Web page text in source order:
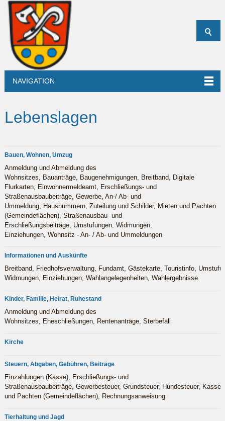
NAVIGATION
Lebenslagen
Bauen, Wohnen, Umzug
Anmeldung und Abmeldung des
Wohnsitzes, Bauanträge, Baugenehmigungen, Breitband, Digitale
Flurkarten, Einwohnermeldeamt, Erschließungs- und
Straßenausbaubeiträge, Gewerbe, An-/ Ab- und
Ummeldung, Hausnummern, Zuteilung und Schilder, Mieten und Pachten
(Gemeindeflächen), Straßenausbau- und
Erschließungsbeiträge, Umstufungen, Widmungen,
Einziehungen, Wohnsitz - An- / Ab- und Ummeldungen
Informationen und Auskünfte
Breitband, Friedhofsverwaltung, Fundamt, Gästekarte, Touristinfo,
Widmungen, Einziehungen, Wahlangelegenheiten, Wahlergebnisse
Kinder, Familie, Heirat, Ruhestand
Anmeldung und Abmeldung des
Wohnsitzes, Eheschließungen, Rentenanträge, Sterbefall
Kirche
Steuern, Abgaben, Gebühren, Beiträge
Einzahlungen (Kasse), Erschließungs- und
Straßenausbaubeiträge, Gewerbesteuer, Grundsteuer, Hundesteuer,
und Pachten (Gemeindeflächen), Rechnungsanweisung
Tierhaltung und Jagd